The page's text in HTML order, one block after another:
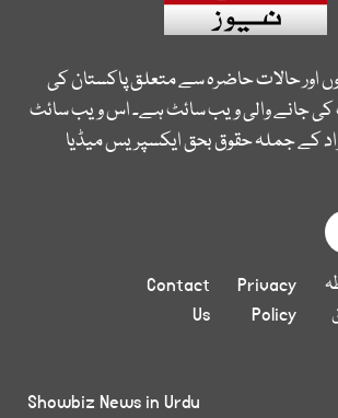
اور حالات حاضرہ سے متعلق پاکستان کی
جانے والی ویب سائٹ ہے۔ اس ویب سائٹ
کے جملہ حقوق بحق ایکسپریس میڈیا
Privacy
Policy
Contact
Us
Showbiz News in Urdu